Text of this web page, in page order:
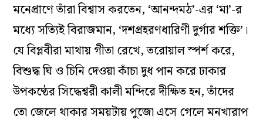
মনেপ্রাণে তাঁরা বিশ্বাস করতেন, ‘আনন্দমঠ’-এর ‘মা’-র
মধ্যে সত্যিই বিরাজমান, ‘দশপ্রহরণধারিণী দুর্গার শক্তি’।
যে বিপ্লবীরা মাথায় গীতা রেখে, তরোয়াল স্পর্শ করে,
বিশুদ্ধ ঘি ও চিনি দেওয়া কাঁচা দুধ পান করে ঢাকার
উপকণ্ঠের সিদ্ধেশ্বরী কালী মন্দিরে দীক্ষিত হন, তাঁদের
তো জেলে থাকার সময়টায় পুজো এসে গেলে মনখারাপ